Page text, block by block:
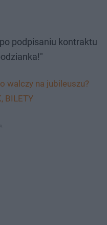
podpisaniu kontraktu
walczy na jubileuszu?
BILETY